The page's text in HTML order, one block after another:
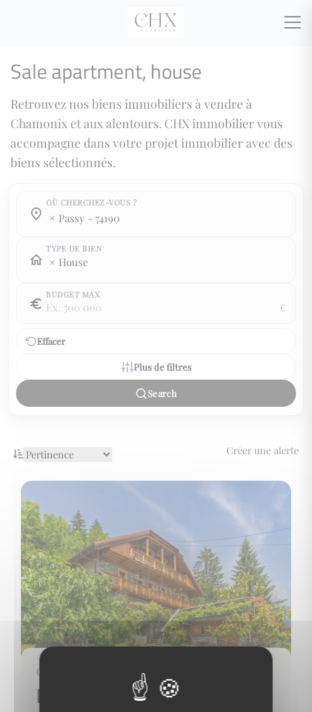
Sale apartment, house
Retrouvez nos biens immobiliers à vendre à
Chamonix et aux alentours. CHX immobilier vous
accompagne dans votre projet immobilier avec des
biens sélectionnés.
OÙ CHERCHEZ-VOUS ?
Town / county :
passy - 74190
Town / county :
TYPE DE BIEN
House
BUDGET MAX
€
Effacer
Plus de filtres
Search
Créer une alerte
CHALET
Passy